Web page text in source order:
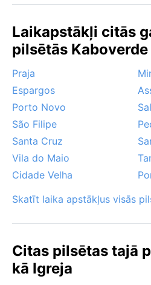
Laikapstākļi citās
pilsētās
Praja
Espargos
Porto Novo
São Filipe
Santa Cruz
Vila do Maio
Cidade Velha
Skatīt laika apstākļus visās
Citas pilsētas tajā
kā Igreja